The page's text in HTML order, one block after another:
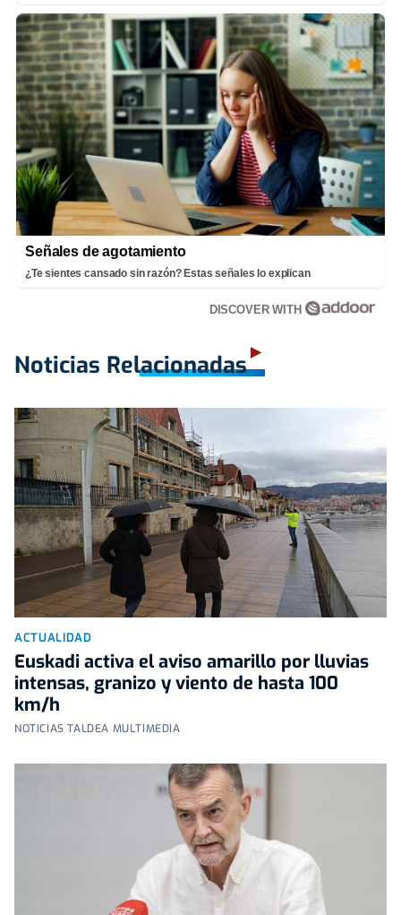
Señales de agotamiento
¿Te sientes cansado sin razón? Estas señales lo explican
DISCOVER WITH
Noticias Relacionadas
ACTUALIDAD
Euskadi activa el aviso amarillo por lluvias
intensas, granizo y viento de hasta 100
km/h
NOTICIAS TALDEA MULTIMEDIA